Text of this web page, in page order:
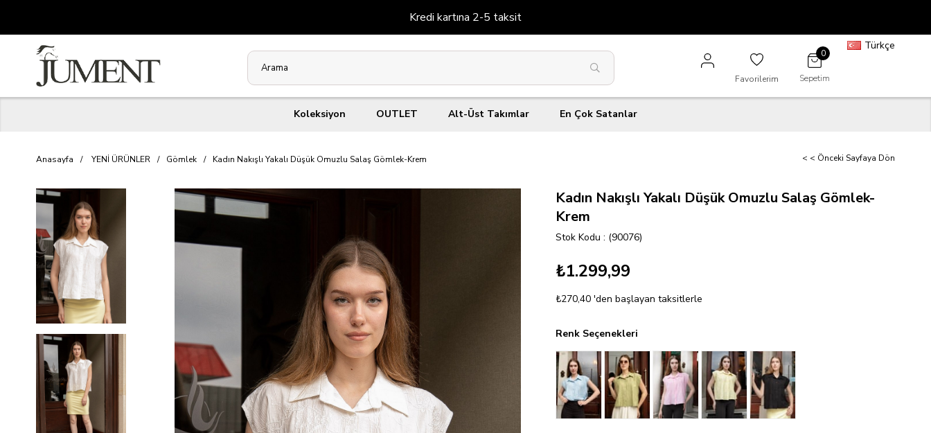
Kredi kartına 2-5 taksit
Türkçe
Sepetim
0
Favorilerim
Koleksiyon OUTLET Alt-Üst Takımlar En Çok Satanlar
Anasayfa YENİ ÜRÜNLER Gömlek Kadın Nakışlı Yakalı Düşük Omuzlu Salaş Gömlek-Krem < < Önceki Sayfaya Dön
Kadın Nakışlı Yakalı Düşük Omuzlu Salaş Gömlek-
Krem
Stok Kodu (90076)
₺1.299,99
₺270,40 'den başlayan taksitlerle
Renk Seçenekleri